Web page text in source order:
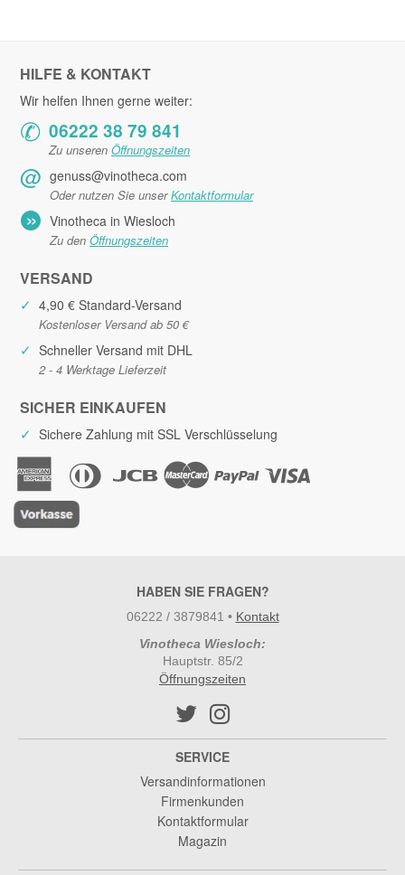
HILFE & KONTAKT
Wir helfen Ihnen gerne weiter:
✆ 06222 38 79 841
Zu unseren Öffnungszeiten
@ genuss@vinotheca.com
Oder nutzen Sie unserKontaktformular
» Vinotheca in Wiesloch
Zu den Öffnungszeiten
VERSAND
✓ 4,90 € Standard-Versand
Kostenloser Versand ab 50 €
✓ Schneller Versand mit DHL
2 - 4 Werktage Lieferzeit
SICHER EINKAUFEN
✓ Sichere Zahlung mit SSL Verschlüsselung
HABEN SIE FRAGEN?
06222 / 3879841 • Kontakt
Vinotheca Wiesloch:
Hauptstr. 85/2
Öffnungszeiten
SERVICE
Versandinformationen
Firmenkunden
Kontaktformular
Magazin